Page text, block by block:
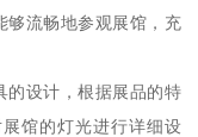
够流畅地参观展馆，充
的设计，根据展品的特
馆的灯光进行详细设